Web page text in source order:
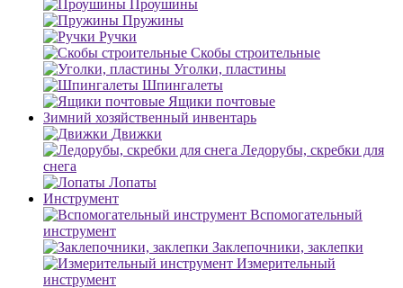
Проушины
Пружины
Ручки
Скобы строительные
Уголки, пластины
Шпингалеты
Ящики почтовые
Зимний хозяйственный инвентарь
Движки
Ледорубы, скребки для
снега
Лопаты
Инструмент
Вспомогательный
инструмент
Заклепочники, заклепки
Измерительный
инструмент